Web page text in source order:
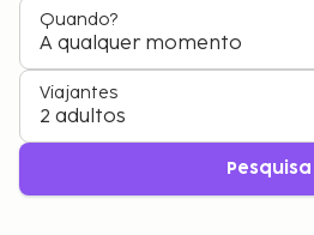
Quando?
A qualquer momento
Viajantes
2 adultos
Pesquisa